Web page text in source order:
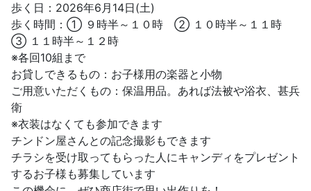
歩く日：2026年6月14日(土)
歩く時間：① ９時半～１０時 ② １０時半～１１時
③ １１時半～１２時
※各回10組まで
お貸しできるもの：お子様用の楽器と小物
ご用意いただくもの：保温用品。あれば法被や浴衣、甚兵
衛
※衣装はなくても参加できます
チンドン屋さんとの記念撮影もできます
チラシを受け取ってもらった人にキャンディをプレゼント
するお子様も募集しています